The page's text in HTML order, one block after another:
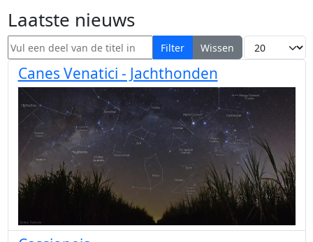
Laatste nieuws
Vul een deel van de titel in Filter Wissen Toon #
Canes Venatici - Jachthonden